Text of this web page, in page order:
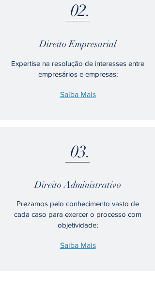
02.
Direito Empresarial
Expertise na resolução de interesses entre
empresários e empresas;
Saiba Mais
03.
Direito Administrativo
Prezamos pelo conhecimento vasto de
cada caso para exercer o processo com
objetividade;
Saiba Mais